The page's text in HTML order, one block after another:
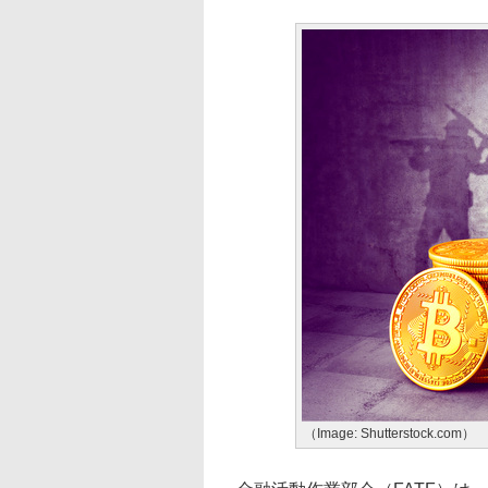
（Image: Shutterstock.com）